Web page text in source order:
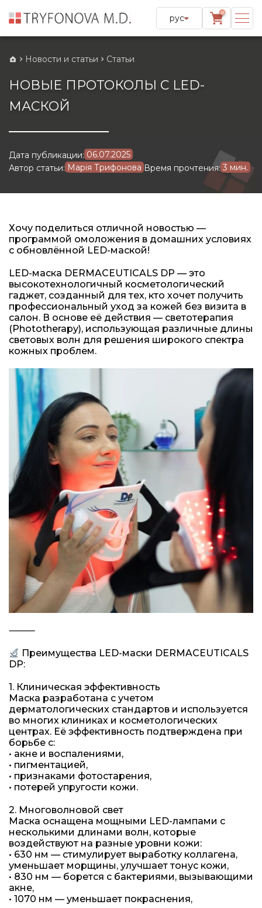
рус
0
Новости и статьи Статьи
НОВЫЕ ПРОТОКОЛЫ С LED-
МАСКОЙ
Дата публикации: 06.07.2025
Автор статьи: Марія Трифонова Время прочтения: 3 мин.
Хочу поделиться отличной новостью —
программой омоложения в домашних условиях
с обновлённой LED-маской!
LED-маска DERMACEUTICALS DP — это
высокотехнологичный косметологический
гаджет, созданный для тех, кто хочет получить
профессиональный уход за кожей без визита в
салон. В основе её действия — светотерапия
(Phototherapy), использующая различные длины
световых волн для решения широкого спектра
кожных проблем.
⸻
Преимущества LED-маски DERMACEUTICALS
DP:
1. Клиническая эффективность
Маска разработана с учетом
дерматологических стандартов и используется
во многих клиниках и косметологических
центрах. Её эффективность подтверждена при
борьбе с:
• акне и воспалениями,
• пигментацией,
• признаками фотостарения,
• потерей упругости кожи.
2. Многоволновой свет
Маска оснащена мощными LED-лампами с
несколькими длинами волн, которые
воздействуют на разные уровни кожи:
• 630 нм — стимулирует выработку коллагена,
уменьшает морщины, улучшает тонус кожи,
• 830 нм — борется с бактериями, вызывающими
акне,
• 1070 нм — уменьшает покраснения,